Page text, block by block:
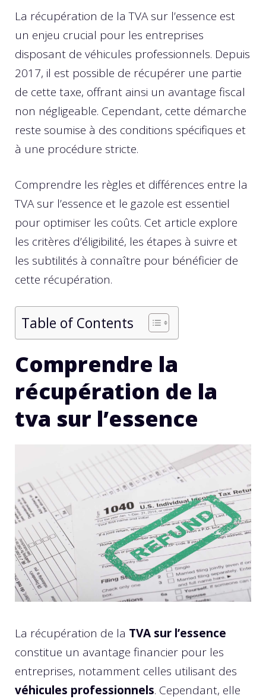
La récupération de la TVA sur l’essence est
un enjeu crucial pour les entreprises
disposant de véhicules professionnels. Depuis
2017, il est possible de récupérer une partie
de cette taxe, offrant ainsi un avantage fiscal
non négligeable. Cependant, cette démarche
reste soumise à des conditions spécifiques et
à une procédure stricte.
Comprendre les règles et différences entre la
TVA sur l’essence et le gazole est essentiel
pour optimiser les coûts. Cet article explore
les critères d’éligibilité, les étapes à suivre et
les subtilités à connaître pour bénéficier de
cette récupération.
Table of Contents
Comprendre la
récupération de la
tva sur l’essence
La récupération de la TVA sur l’essence
constitue un avantage financier pour les
entreprises, notamment celles utilisant des
véhicules professionnels. Cependant, elle